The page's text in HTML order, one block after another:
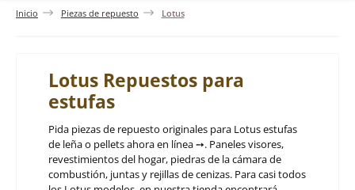
Inicio Piezas de repuesto Lotus
Lotus Repuestos para
estufas
Pida piezas de repuesto originales para Lotus estufas
de leña o pellets ahora en línea ➙. Paneles visores,
revestimientos del hogar, piedras de la cámara de
combustión, juntas y rejillas de cenizas. Para casi todos